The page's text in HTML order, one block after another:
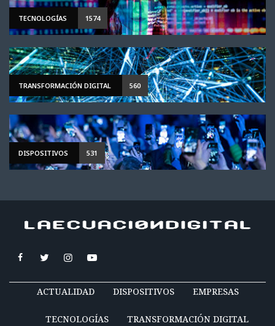
TECNOLOGÍAS 1574
TRANSFORMACIÓN DIGITAL 560
DISPOSITIVOS 531
ACTUALIDAD DISPOSITIVOS EMPRESAS
TECNOLOGÍAS TRANSFORMACIÓN DIGITAL